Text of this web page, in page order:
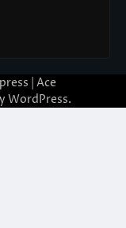
| Ace
WordPress.